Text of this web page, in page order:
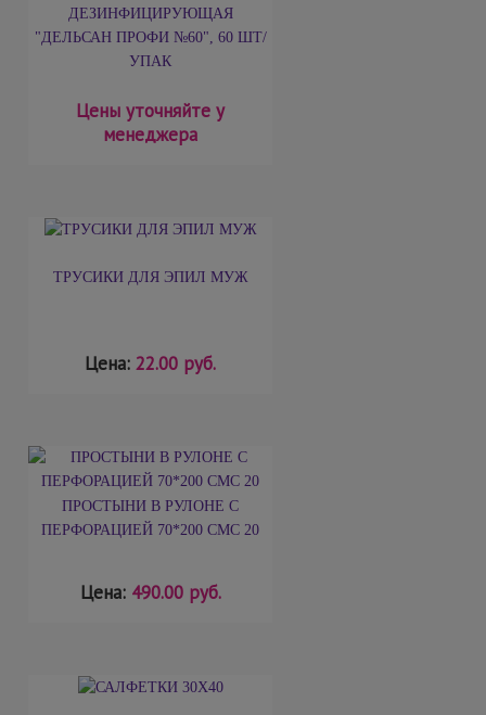
ДЕЗИНФИЦИРУЮЩАЯ
"ДЕЛЬСАН ПРОФИ №60", 60 ШТ/
УПАК
Цены уточняйте у
менеджера
ТРУСИКИ ДЛЯ ЭПИЛ МУЖ
Цена: 22.00 руб.
ПРОСТЫНИ В РУЛОНЕ С
ПЕРФОРАЦИЕЙ 70*200 СМС 20
Цена: 490.00 руб.